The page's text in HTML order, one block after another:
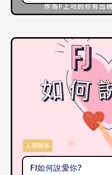
FJ如何說愛你?
人際關係